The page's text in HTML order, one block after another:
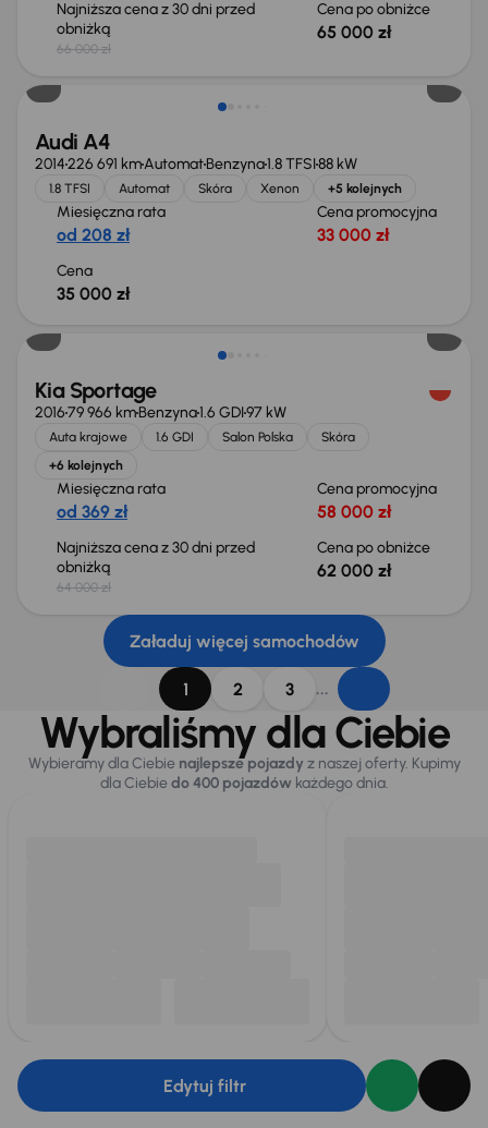
Najniższa cena z 30 dni przed
obniżką
66 000 zł
Cena po obniżce
65 000 zł
Świeżo skupione
Audi A4
2014226 691 kmAutomatBenzyna1.8 TFSI88 kW
1.8 TFSI Automat Skóra Xenon +5 kolejnych
Miesięczna rata
od 208 zł
Cena promocyjna
33 000 zł
Cena
35 000 zł
Taniej o 2 000 zł
Kia Sportage
201679 966 kmBenzyna1.6 GDI97 kW
Auta krajowe 1.6 GDI Salon Polska
Skóra
+6 kolejnych
Miesięczna rata
od 369 zł
Cena promocyjna
58 000 zł
Najniższa cena z 30 dni przed
obniżką
64 000 zł
Cena po obniżce
62 000 zł
Załaduj więcej samochodów
1 2 3 ...
Wybraliśmy dla Ciebie
Wybieramy dla Ciebie najlepsze pojazdy z naszej oferty. Kupimy
dla Ciebiedo 400 pojazdówkażdego dnia.
Edytuj filtr